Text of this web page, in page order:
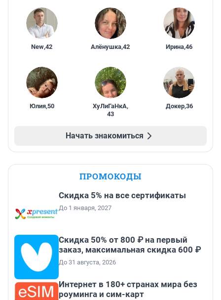
New,42 Алёнушка,42 Ирина,46
Юлия,50 ХуЛиГаНкА,
43
Докер,36
Начать знакомиться
ПРОМОКОДЫ
Скидка 5% на все сертификаты
До 1 января, 2027
Скидка 50% от 800 ₽ на первый
заказ, максимальная скидка 600 ₽
До 31 августа, 2026
Интернет в 180+ странах мира без
роуминга и сим-карт